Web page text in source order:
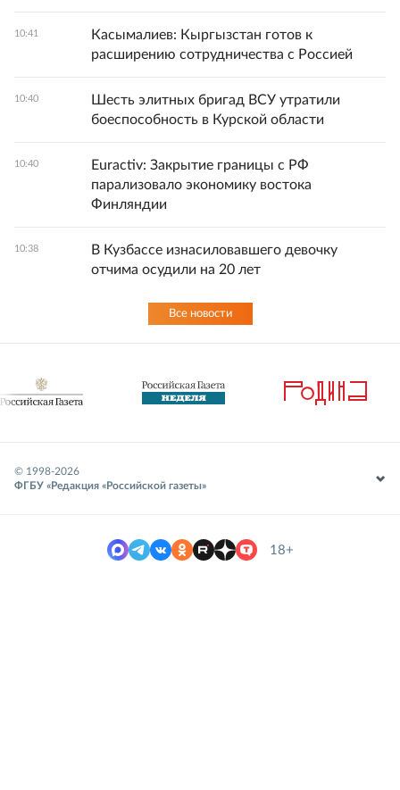
10:41
Касымалиев: Кыргызстан готов к
расширению сотрудничества с Россией
10:40
Шесть элитных бригад ВСУ утратили
боеспособность в Курской области
10:40
Euractiv: Закрытие границы с РФ
парализовало экономику востока
Финляндии
10:38
В Кузбассе изнасиловавшего девочку
отчима осудили на 20 лет
Все новости
© 1998-2026
ФГБУ «Редакция «Российской газеты»
18+